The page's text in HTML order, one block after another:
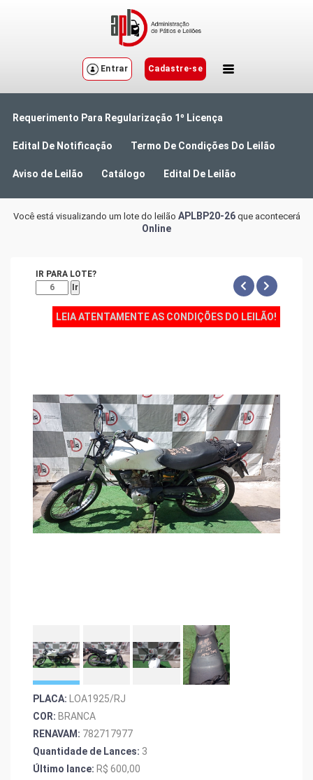
Entrar Cadastre-se
Requerimento Para Regularização 1º Licença
Edital De Notificação Termo De Condições Do Leilão
Aviso de Leilão Catálogo Edital De Leilão
Você está visualizando um lote do leilão APLBP20-26que acontecerá
Online
IR PARA LOTE?
Ir
LEIA ATENTAMENTE AS CONDIÇÕES DO LEILÃO!
PLACA:
LOA1925/RJ
COR: BRANCA
RENAVAM: 782717977
Quantidade de Lances: 3
Último lance: R$ 600,00